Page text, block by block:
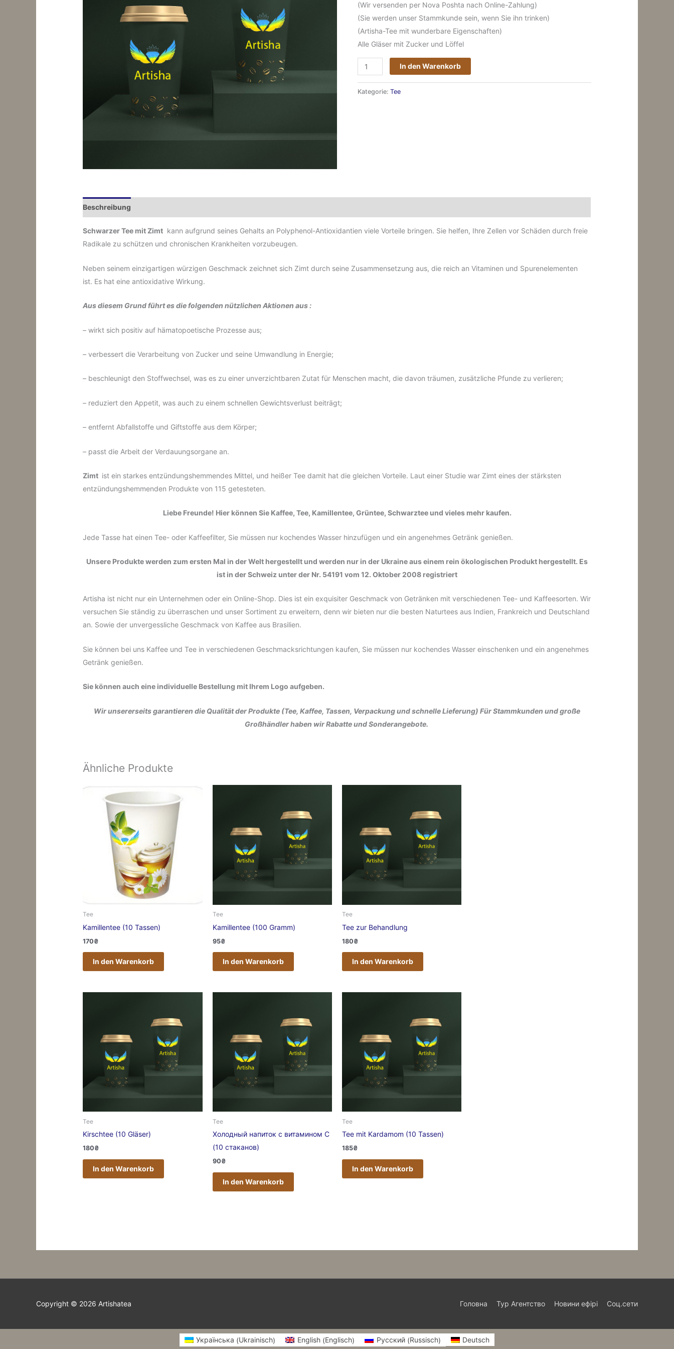
(Wir versenden per Nova Poshta nach Online-Zahlung)
(Sie werden unser Stammkunde sein, wenn Sie ihn trinken)
(Artisha-Tee mit wunderbare Eigenschaften)
Alle Gläser mit Zucker und Löffel
In den Warenkorb
Kategorie: Tee
Beschreibung
SchwarzerTee mitZimt kann aufgrund seines Gehalts an Polyphenol-Antioxidantien viele Vorteile bringen. Sie helfen, Ihre Zellen vor Schäden durch freie
Radikale zu schützen und chronischen Krankheiten vorzubeugen.
Neben seinem einzigartigen würzigen Geschmack zeichnet sich Zimt durch seine Zusammensetzung aus, die reich an Vitaminen und Spurenelementen
ist. Es hat eine antioxidative Wirkung.
Ausdiesem Grundführtesdie folgendennützlichenAktionen aus:
– wirkt sich positiv auf hämatopoetische Prozesse aus;
– verbessert die Verarbeitung von Zucker und seine Umwandlung in Energie;
– beschleunigt den Stoffwechsel, was es zu einer unverzichtbaren Zutat für Menschen macht, die davon träumen, zusätzliche Pfunde zu verlieren;
– reduziert den Appetit, was auch zu einem schnellen Gewichtsverlust beiträgt;
– entfernt Abfallstoffe und Giftstoffe aus dem Körper;
– passt die Arbeit der Verdauungsorgane an.
Zimt ist ein starkes entzündungshemmendes Mittel, und heißer Tee damit hat die gleichen Vorteile. Laut einer Studie war Zimt eines der stärksten
entzündungshemmenden Produkte von 115 getesteten.
Liebe Freunde! Hier können Sie Kaffee, Tee, Kamillentee, Grüntee, Schwarztee und vieles mehr kaufen.
Jede Tasse hat einen Tee- oder Kaffeefilter, Sie müssen nur kochendes Wasser hinzufügen und ein angenehmes Getränk genießen.
Unsere Produkte werden zum ersten Mal in der Welt hergestellt und werden nur in der Ukraine aus einem rein ökologischen Produkt hergestellt. Es
ist in der Schweiz unter der Nr. 54191 vom 12. Oktober 2008 registriert
Artisha ist nicht nur ein Unternehmen oder ein Online-Shop. Dies ist ein exquisiter Geschmack von Getränken mit verschiedenen Tee- und Kaffeesorten.Wir
versuchen Sie ständig zu überraschen und unser Sortiment zu erweitern, denn wir bieten nur die besten Naturtees aus Indien, Frankreich und Deutschland
an. Sowie der unvergessliche Geschmack von Kaffee aus Brasilien.
Sie können bei uns Kaffee und Tee in verschiedenen Geschmacksrichtungen kaufen, Sie müssen nur kochendes Wasser einschenken und ein angenehmes
Getränk genießen.
Sie können auch eine individuelle Bestellung mit Ihrem Logo aufgeben.
Wir unsererseits garantieren die Qualität der Produkte (Tee, Kaffee, Tassen, Verpackung und schnelle Lieferung) Für Stammkunden und große
Großhändler haben wir Rabatte und Sonderangebote.
Ähnliche Produkte
Tee
Kamillentee (10 Tassen)
170₴
In den Warenkorb
Tee
Kamillentee (100 Gramm)
95₴
In den Warenkorb
Tee
Tee zur Behandlung
180₴
In den Warenkorb
Tee
Kirschtee (10 Gläser)
180₴
In den Warenkorb
Tee
Холодный напиток с витамином С
(10 стаканов)
90₴
In den Warenkorb
Tee
Tee mit Kardamom (10 Tassen)
185₴
In den Warenkorb
Copyright © 2026 Artishatea Головна Тур Агентство Новини ефірі Соц.сети
Українська (Ukrainisch) English (Englisch) Русский(Russisch) Deutsch